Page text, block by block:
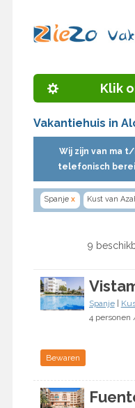
Klik
Vakantiehuis in
Wij zijn van ma
telefonisch
Spanje x Kust van
9
Spanje|
Bewaren